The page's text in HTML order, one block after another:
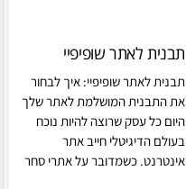
תבנית לאתר שופיפיי
תבנית לאתר שופיפיי: איך לבחור
את התבנית המושלמת לאתר שלך
היום כל עסק שרוצה להיות נוכח
בעולם הדיגיטלי חייב אתר
אינטרנט. כשמדובר על אתרי סחר